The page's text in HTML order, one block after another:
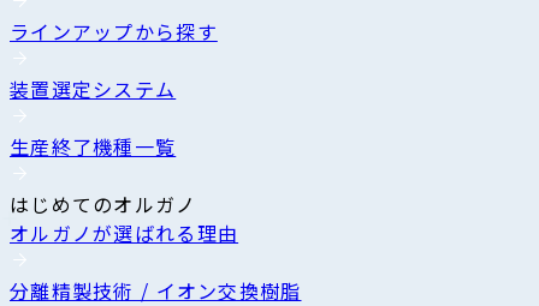
ラインアップから探す
装置選定システム
生産終了機種一覧
はじめてのオルガノ
オルガノが選ばれる理由
分離精製技術 / イオン交換樹脂